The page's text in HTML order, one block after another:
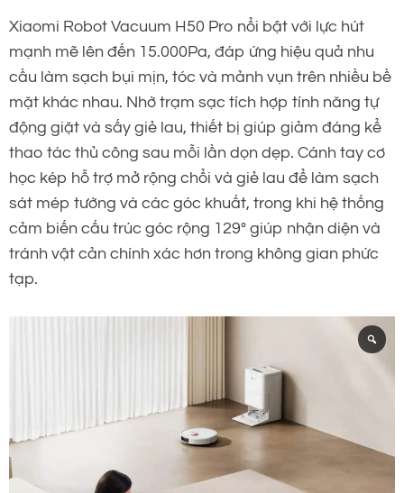
Xiaomi Robot Vacuum H50 Pro nổi bật với lực hút
mạnh mẽ lên đến 15.000Pa, đáp ứng hiệu quả nhu
cầu làm sạch bụi mịn, tóc và mảnh vụn trên nhiều bề
mặt khác nhau. Nhờ trạm sạc tích hợp tính năng tự
động giặt và sấy giẻ lau, thiết bị giúp giảm đáng kể
thao tác thủ công sau mỗi lần dọn dẹp. Cánh tay cơ
học kép hỗ trợ mở rộng chổi và giẻ lau để làm sạch
sát mép tường và các góc khuất, trong khi hệ thống
cảm biến cấu trúc góc rộng 129° giúp nhận diện và
tránh vật cản chính xác hơn trong không gian phức
tạp.